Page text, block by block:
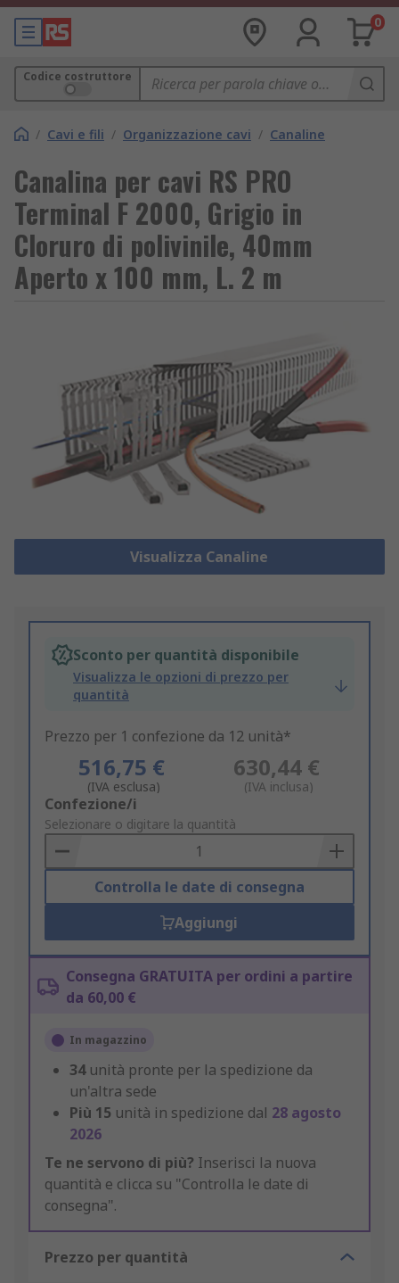
0
Codice costruttore
/ Cavi e fili / Organizzazione cavi / Canaline
Canalina per cavi RS PRO
Terminal F 2000, Grigio in
Cloruro di polivinile, 40mm
Aperto x 100 mm, L. 2 m
Visualizza Canaline
Sconto per quantità disponibile
Visualizza le opzioni di prezzo per
quantità
Prezzo per 1 confezione da 12 unità*
516,75 €
(IVA esclusa)
630,44 €
(IVA inclusa)
Add
to
Basket
Confezione/i
Selezionare o digitare la quantità
Controlla le date di consegna
Aggiungi
Consegna GRATUITA per ordini a partire
da 60,00 €
In magazzino
34 unità pronte per la spedizione da
un'altra sede
Più 15 unità in spedizione dal 28 agosto
2026
Te ne servono di più? Inserisci la nuova
quantità e clicca su "Controlla le date di
consegna".
Prezzo per quantità